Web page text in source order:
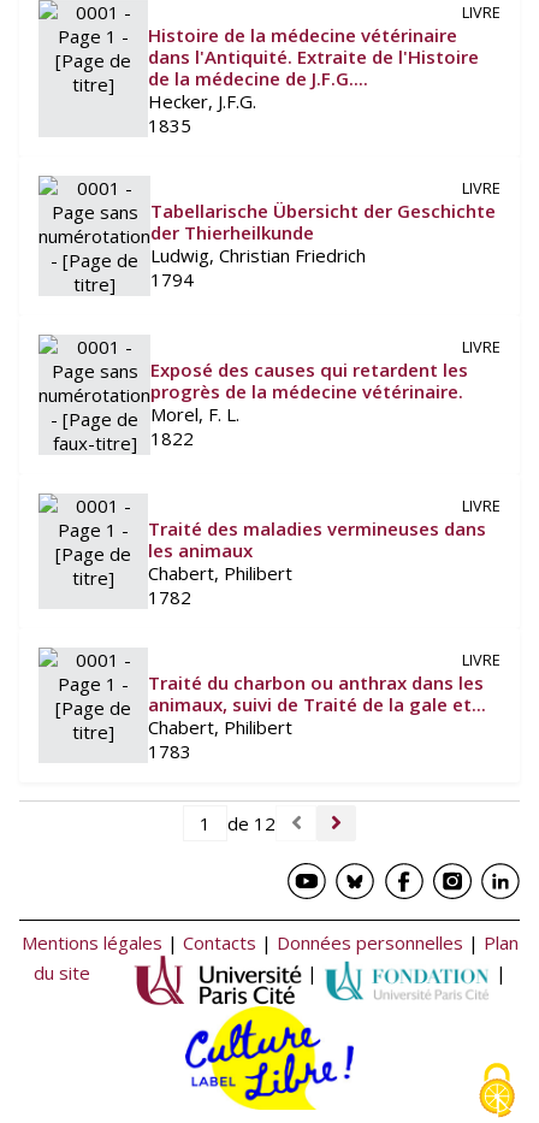
LIVRE
Histoire de la médecine vétérinaire
dans l'Antiquité. Extraite de l'Histoire
de la médecine de J.F.G....
Hecker, J.F.G.
1835
LIVRE
Tabellarische Übersicht der Geschichte
der Thierheilkunde
Ludwig, Christian Friedrich
1794
LIVRE
Exposé des causes qui retardent les
progrès de la médecine vétérinaire.
Morel, F. L.
1822
LIVRE
Traité des maladies vermineuses dans
les animaux
Chabert, Philibert
1782
LIVRE
Traité du charbon ou anthrax dans les
animaux, suivi de Traité de la gale et...
Chabert, Philibert
1783
de 12
Mentions légales | Contacts | Données personnelles | Plan
du site
| |